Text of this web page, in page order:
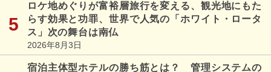
ロケ地めぐりが富裕層旅行を変える、観光地にもた
らす効果と功罪、世界で人気の「ホワイト・ロータ
ス」次の舞台は南仏
2026年8月3日
宿泊主体型ホテルの勝ち筋とは？ 管理システムの